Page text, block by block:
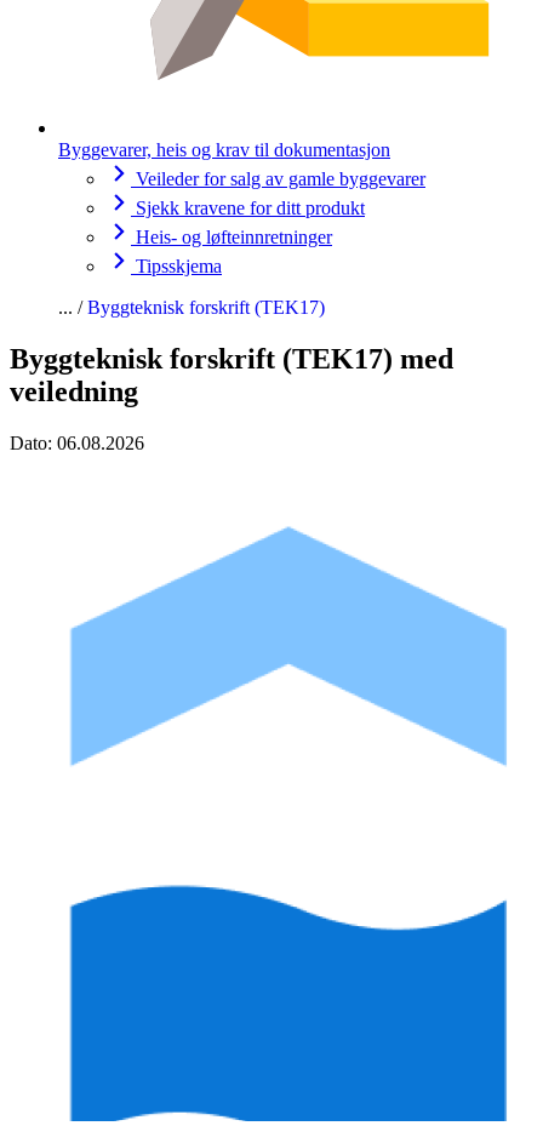
Byggevarer, heis og krav til dokumentasjon
Veileder for salg av gamle byggevarer
Sjekk kravene for ditt produkt
Heis- og løfteinnretninger
Tipsskjema
Byggteknisk forskrift (TEK17)
Byggteknisk forskrift (TEK17) med
veiledning
Dato: 06.08.2026